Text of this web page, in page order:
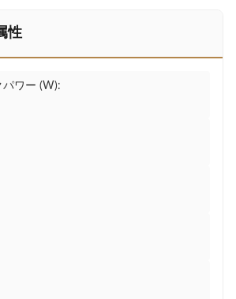
性
パワー (W):